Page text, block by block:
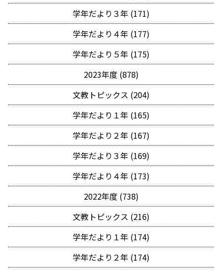
学年だより３年 (171)
学年だより４年 (177)
学年だより５年 (175)
2023年度 (878)
文教トピックス (204)
学年だより１年 (165)
学年だより２年 (167)
学年だより３年 (169)
学年だより４年 (173)
2022年度 (738)
文教トピックス (216)
学年だより１年 (174)
学年だより２年 (174)